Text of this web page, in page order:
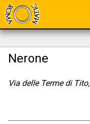
Nerone
Via delle Terme di